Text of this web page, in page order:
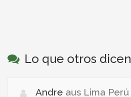
Lo que otros dicen
Andre aus Lima Perú